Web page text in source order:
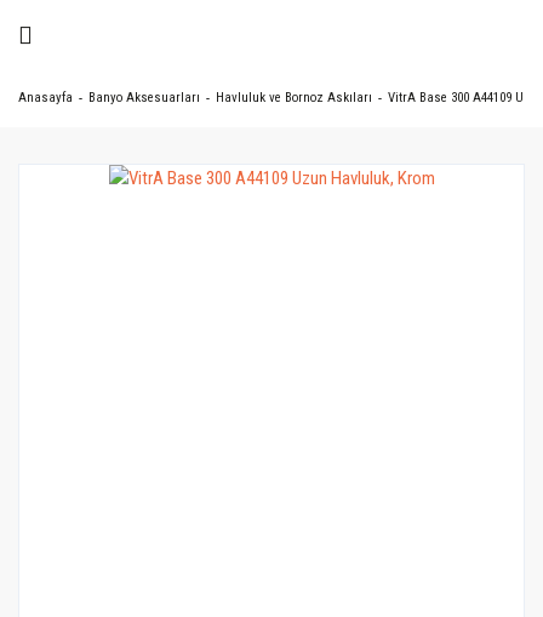
Anasayfa Banyo Aksesuarları Havluluk ve Bornoz Askıları VitrA Base 300 A44109